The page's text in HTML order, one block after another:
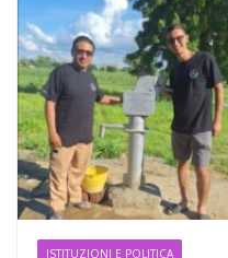
ISTITUZIONI E POLITICA